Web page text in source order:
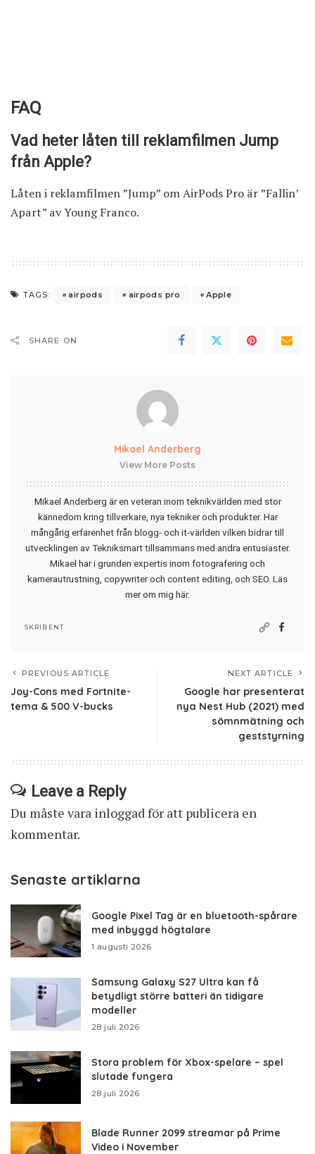
FAQ
Vad heter låten till reklamfilmen Jump
från Apple?
Låten i reklamfilmen ”Jump” om AirPods Pro är ”Fallin’
Apart” av Young Franco.
TAGS: airpods airpods pro Apple
SHARE ON
Mikael Anderberg
View More Posts
Mikael Anderberg är en veteran inom teknikvärlden med stor
kännedom kring tillverkare, nya tekniker och produkter. Har
mångårig erfarenhet från blogg- och it-världen vilken bidrar till
utvecklingen av Tekniksmart tillsammans med andra entusiaster.
Mikael har i grunden expertis inom fotografering och
kamerautrustning, copywriter och content editing, och SEO. Läs
mer om mig här.
SKRIBENT
PREVIOUS ARTICLE
Joy-Cons med Fortnite-
tema & 500 V-bucks
NEXT ARTICLE
Google har presenterat
nya Nest Hub (2021) med
sömnmätning och
geststyrning
Leave a Reply
Du måste vara inloggadför att publicera en
kommentar.
Senaste artiklarna
Google Pixel Tag är en bluetooth-spårare
med inbyggd högtalare
1 augusti 2026
Samsung Galaxy S27 Ultra kan få
betydligt större batteri än tidigare
modeller
28 juli 2026
Stora problem för Xbox-spelare – spel
slutade fungera
28 juli 2026
Blade Runner 2099 streamar på Prime
Video i November